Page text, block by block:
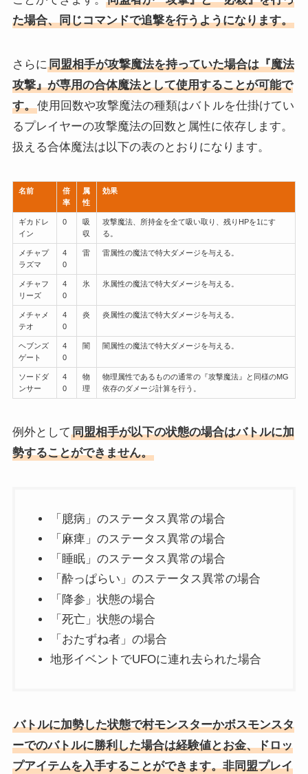
た場合、同じコマンドで追撃を行うようになります。
さらに 同盟相手が攻撃魔法を持っていた場合は『魔法
攻撃』が専用の合体魔法として使用することが可能で
す。使用回数や攻撃魔法の種類はバトルを仕掛けてい
るプレイヤーの攻撃魔法の回数と属性に依存します。
扱える合体魔法は以下の表のとおりになります。
名前
倍
率
属
性
効果
ギカドレ
イン
0
吸
収
攻撃魔法、所持金を全て吸い取り、残りHPを1にす
る。
メチャプ
ラズマ
4
0
雷 雷属性の魔法で特大ダメージを与える。
メチャフ
リーズ
4
0
氷 氷属性の魔法で特大ダメージを与える。
メチャメ
テオ
4
0
炎 炎属性の魔法で特大ダメージを与える。
ヘブンズ
ゲート
4
0
闇 闇属性の魔法で特大ダメージを与える。
ソードダ
ンサー
4
0
物
理
物理属性であるものの通常の『攻撃魔法』と同様のMG
依存のダメージ計算を行う。
例外として 同盟相手が以下の状態の場合はバトルに加
勢することができません。
「臆病」のステータス異常の場合
「麻痺」のステータス異常の場合
「睡眠」のステータス異常の場合
「酔っぱらい」のステータス異常の場合
「降参」状態の場合
「死亡」状態の場合
「おたずね者」の場合
地形イベントでUFOに連れ去られた場合
バトルに加勢した状態で村モンスターかボスモンスタ
ーでのバトルに勝利した場合は経験値とお金、ドロッ
プアイテムを入手することができます。非同盟プレイ